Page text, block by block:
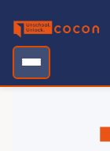
content